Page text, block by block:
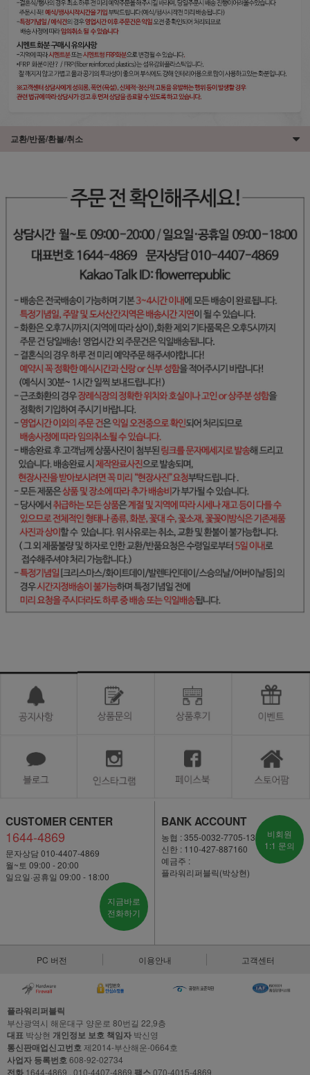
교환/반품/환불/취소
CUSTOMER CENTER
1644-4869
문자상담 010-4407-4869
월~토 09:00 - 20:00
일요일·공휴일 09:00 - 18:00
지금바로
전화하기
BANK ACCOUNT
농협 : 355-0032-7705-13
신한 : 110-427-887160
예금주 :
플라워리퍼블릭(박상현)
비회원
1:1 문의
PC 버전 이용안내 고객센터
플라워리퍼블릭
부산광역시 해운대구 양운로 80번길 22,9층
대표 박상현 개인정보 보호 책임자 박신영
통신판매업신고번호 제2014-부산해운-0664호
사업자 등록번호 608-92-02734
전화 1644-4869 , 010-4407-4869 팩스070-4015-4869